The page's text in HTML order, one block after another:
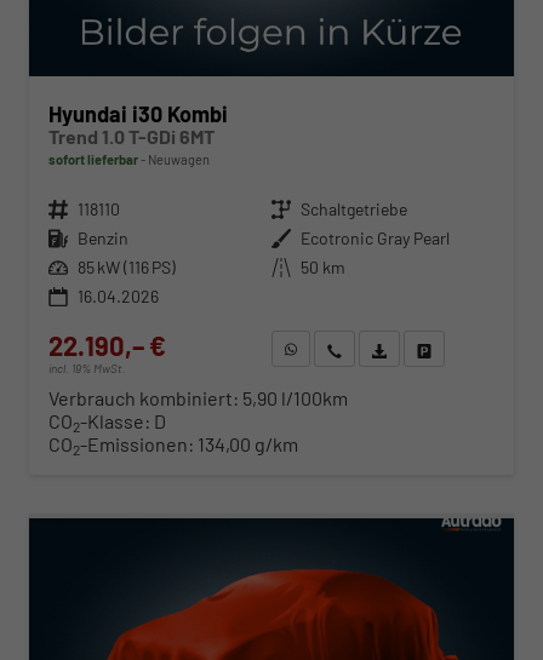
Hyundai i30 Kombi
Trend 1.0 T-GDi 6MT
sofort lieferbar Neuwagen
Fahrzeugnr. 118110 Getriebe Schaltgetriebe
Kraftstoff Benzin Außenfarbe Ecotronic Gray Pearl
Leistung 85 kW (116 PS) Kilometerstand 50 km
16.04.2026
22.190,– €
incl. 19% MwSt.
WhatsApp anfragen
Wir rufen Sie anFahrzeugexposé (PDF)
Verbrauch kombiniert: 5,90 l/100km
CO2-Klasse: D
CO2-Emissionen: 134,00 g/km